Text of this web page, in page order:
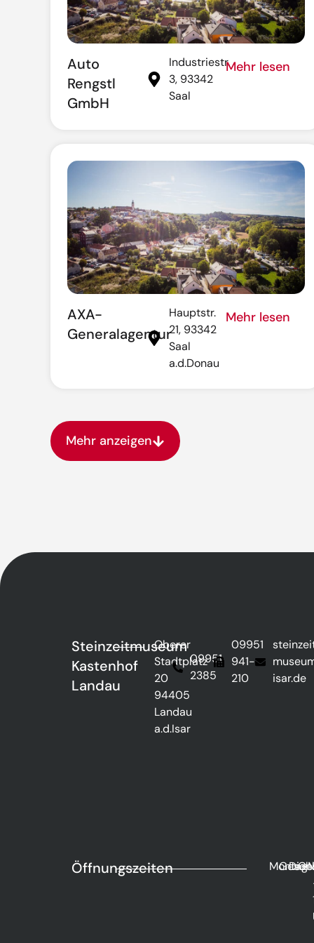
Auto
Rengstl
GmbH
Industriestr.
3, 93342
Saal
Mehr lesen
AXA-
Generalagentur
Hauptstr.
21, 93342
Saal
a.d.Donau
Mehr lesen
Mehr anzeigen
Steinzeitmuseum
Kastenhof
Landau
Oberer
Stadtplatz
20
94405
Landau
a.d.Isar
09951
2385
09951
941-
210
isar.de
Öffnungszeiten Montag